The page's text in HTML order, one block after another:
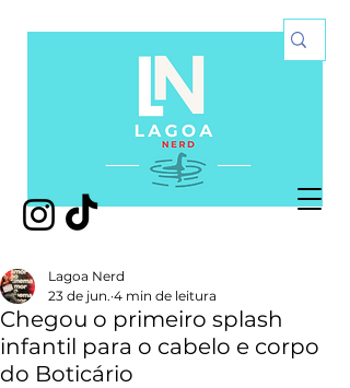
Chegou o primeiro splash
infantil para o cabelo e corpo
do Boticário
Lagoa Nerd
23 de jun. 4 min de leitura